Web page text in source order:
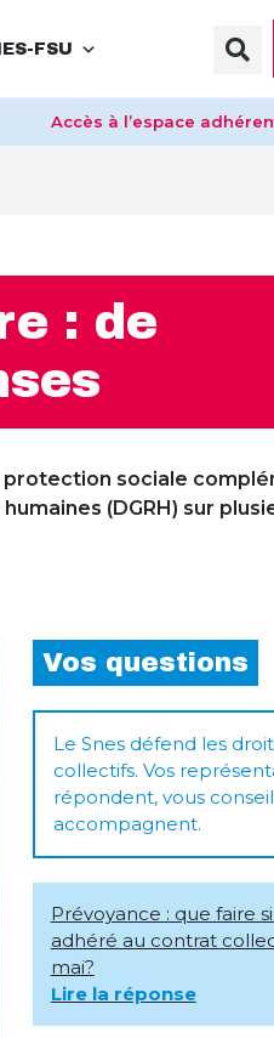
FSU
Accès à l’espace
: de
sociale
(DGRH) sur
Vos questions
Le Snes défend les
collectifs. Vos
répondent, vous
accompagnent.
Prévoyance : que faire
adhéré au contrat
mai?
Lire la réponse